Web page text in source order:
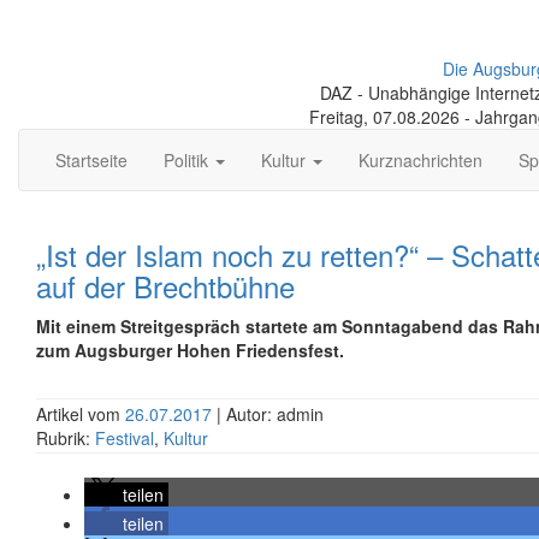
Die
DAZ - Unabhängige
Freitag, 07.08.2026 -
Startseite
Politik Kultur Kurznachrichten
„Ist der Islam noch zu retten?“ –
auf der Brechtbühne
Mit einem Streitgespräch startete am Sonntagabend das
zum Augsburger Hohen Friedensfest.
Artikel vom 26.07.2017 | Autor: admin
Rubrik: Festival, Kultur
teilen
teilen